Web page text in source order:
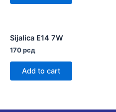
Sijalica E14 7W
170рсд
Add to cart